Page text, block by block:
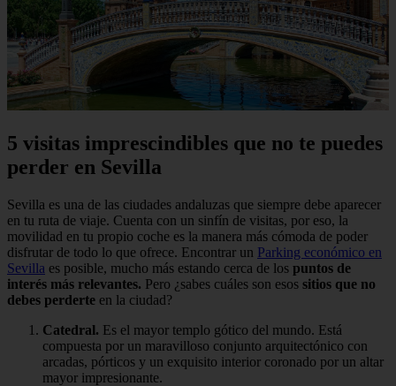
5 visitas imprescindibles que no te puedes
perder en Sevilla
Sevilla es una de las ciudades andaluzas que siempre debe aparecer
en tu ruta de viaje. Cuenta con un sinfín de visitas, por eso, la
movilidad en tu propio coche es la manera más cómoda de poder
disfrutar de todo lo que ofrece. Encontrar un Parking económico en
Sevilla es posible, mucho más estando cerca de los puntos de
interés más relevantes. Pero ¿sabes cuáles son esos sitios que no
debes perderte en la ciudad?
Catedral. Es el mayor templo gótico del mundo. Está
compuesta por un maravilloso conjunto arquitectónico con
arcadas, pórticos y un exquisito interior coronado por un altar
mayor impresionante.